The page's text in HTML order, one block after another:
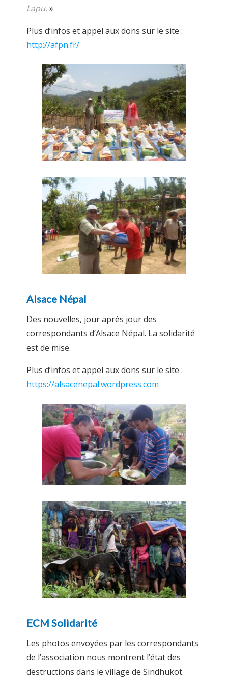
Lapu. »
Plus d’infos et appel aux dons sur le site :
http://afpn.fr/
Alsace Népal
Des nouvelles, jour après jour des
correspondants d’Alsace Népal. La solidarité
est de mise.
Plus d’infos et appel aux dons sur le site :
https://alsacenepal.wordpress.com
ECM Solidarité
Les photos envoyées par les correspondants
de l’association nous montrent l’état des
destructions dans le village de Sindhukot.